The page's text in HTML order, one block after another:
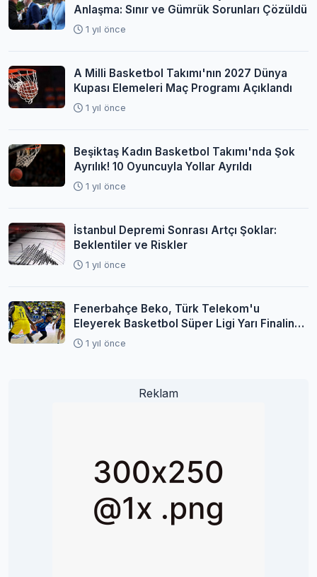
Anlaşma: Sınır ve Gümrük Sorunları Çözüldü
1 yıl önce
A Milli Basketbol Takımı'nın 2027 Dünya
Kupası Elemeleri Maç Programı Açıklandı
1 yıl önce
Beşiktaş Kadın Basketbol Takımı'nda Şok
Ayrılık! 10 Oyuncuyla Yollar Ayrıldı
1 yıl önce
İstanbul Depremi Sonrası Artçı Şoklar:
Beklentiler ve Riskler
1 yıl önce
Fenerbahçe Beko, Türk Telekom'u
Eleyerek Basketbol Süper Ligi Yarı Finaline
Yükseldi
1 yıl önce
Reklam